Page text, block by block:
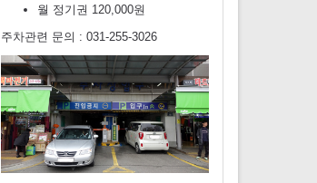
월 정기권 120,000원
주차관련 문의 : 031-255-3026